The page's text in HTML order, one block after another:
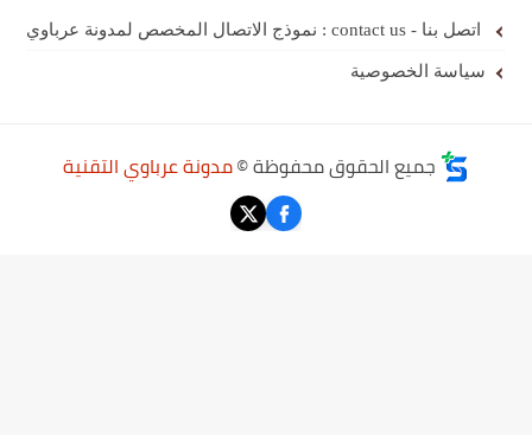
اتصل بنا - contact us : نموذج الاتصال المخصص لمدونة عرباوي
سياسة الخصوصية
جميع الحقوق محفوظة ©مدونة عرباوي التقنية